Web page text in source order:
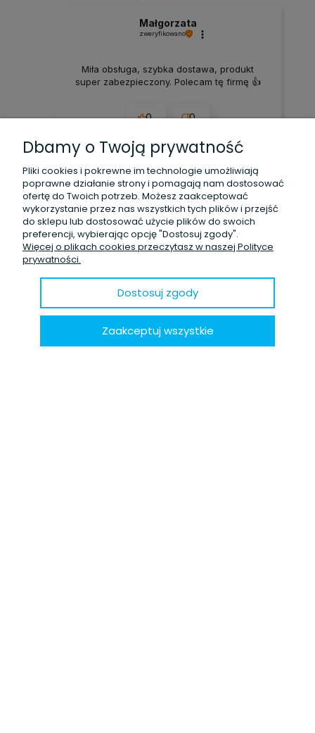
Małgorzata
zweryfikowano
Miła obsługa, szybka dostawa, produkt
super zabezpieczony. Polecam tę firmę 👍
0 0
2026-03-18
zebranych i zweryfikowanych przez
OPINIE O PRODUKCIE (0)
Dbamy o Twoją prywatność
Pliki cookies i pokrewne im technologie umożliwiają
poprawne działanie strony i pomagają nam dostosować
ofertę do Twoich potrzeb. Możesz zaakceptować
wykorzystanie przez nas wszystkich tych plików i przejść
do sklepu lub dostosować użycie plików do swoich
preferencji, wybierając opcję "Dostosuj zgody".
Więcej o plikach cookies przeczytasz w naszej Polityce
prywatności.
Dostosuj zgody
Zaakceptuj wszystkie